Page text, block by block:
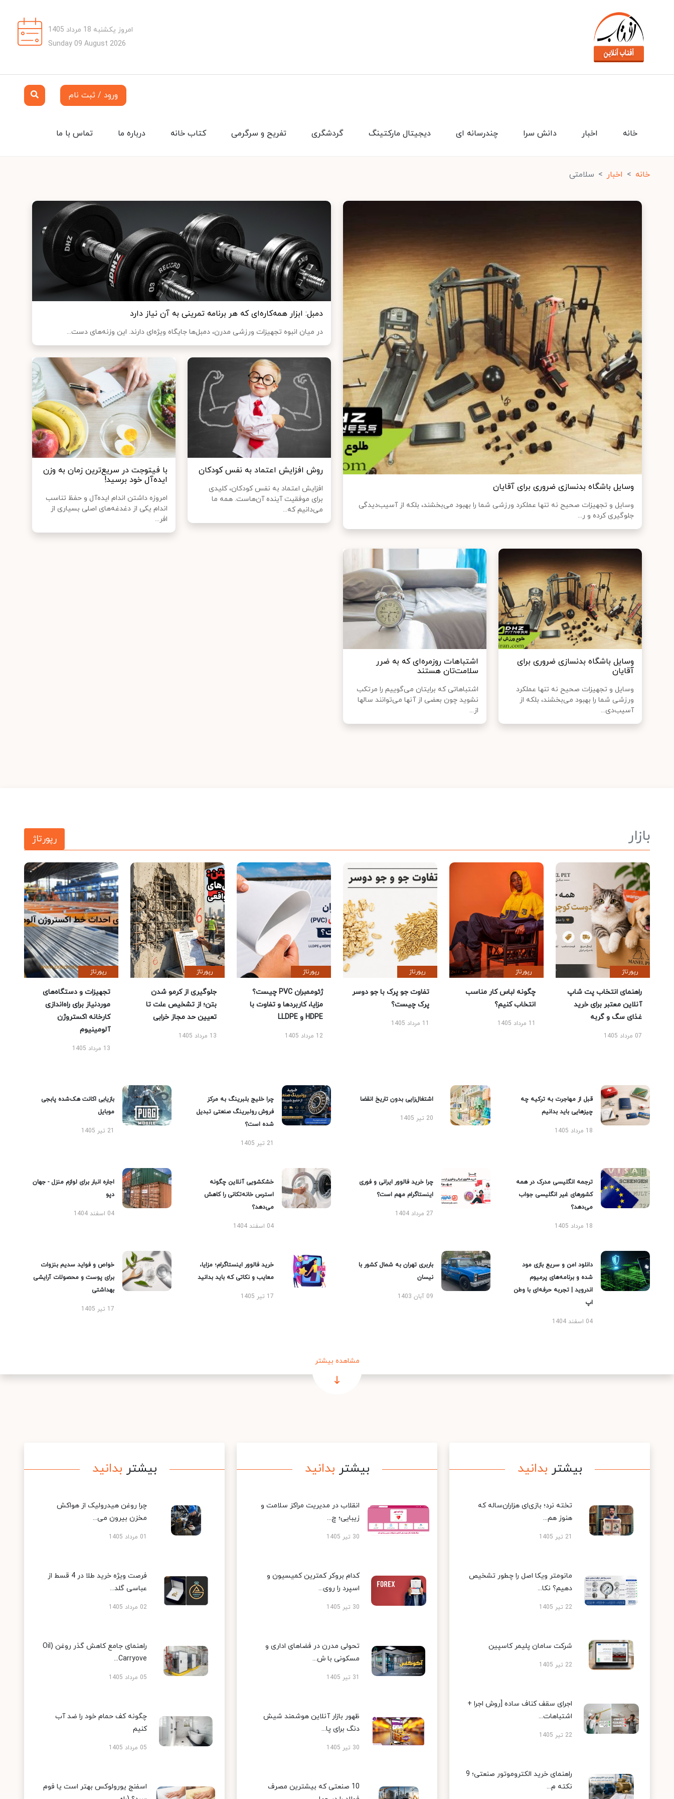
امروز یکشنبه 18 مرداد 1405
Sunday 09 August 2026
ورود / ثبت نام
تماس با ما درباره ما کتاب خانه تفریح و سرگرمی گردشگری دیجیتال مارکتینگ چندرسانه ای دانش سرا اخبار خانه
خانه اخبار سلامتی
وسایل باشگاه بدنسازی ضروری برای آقایان
وسایل و تجهیزات صحیح نه تنها عملکرد ورزشی شما را بهبود می‌بخشند، بلکه از آسیب‌دیدگی
جلوگیری کرده و ر...
دمبل: ابزار همه‌کاره‌ای که هر برنامه تمرینی به آن نیاز دارد
در میان انبوه تجهیزات ورزشی مدرن، دمبل‌ها جایگاه ویژه‌ای دارند. این وزنه‌های دست...
روش افزایش اعتماد به نفس کودکان
افزایش اعتماد به نفس کودکان، کلیدی
برای موفقیت آینده آن‌هاست. همه ما
می‌دانیم که...
با فیتوجت در سریع‌ترین زمان به وزن
ایده‌آل خود برسید!
امروزه داشتن اندام ایده‌آل و حفظ تناسب
اندام یکی از دغدغه‌های اصلی بسیاری از
افر...
وسایل باشگاه بدنسازی ضروری برای
آقایان
وسایل و تجهیزات صحیح نه تنها عملکرد
ورزشی شما را بهبود می‌بخشند، بلکه از
آسیب‌دی...
اشتباهات روزمره‌ای که به ضرر
سلامت‌تان هستند
اشتباهاتی که برایتان می‌گوییم را مرتکب
نشوید چون بعضی از آنها می‌توانند سالها
از...
بازار رپورتاژ
رپورتاژ
راهنمای انتخاب پت شاپ
آنلاین معتبر برای خرید
غذای سگ و گربه
07 مرداد 1405
رپورتاژ
چگونه لباس کار مناسب
انتخاب کنیم؟
11 مرداد 1405
رپورتاژ
تفاوت جو پرک با جو دوسر
پرک چیست؟
11 مرداد 1405
رپورتاژ
ژئوممبران PVC چیست؟
مزایا، کاربردها و تفاوت با
HDPE و LLDPE
12 مرداد 1405
رپورتاژ
جلوگیری از کرمو شدن
بتن؛ از تشخیص علت تا
تعیین حد مجاز خرابی
13 مرداد 1405
رپورتاژ
تجهیزات و دستگاه‌های
موردنیاز برای راه‌اندازی
کارخانه اکستروژن
آلومینیوم
13 مرداد 1405
قبل از مهاجرت به ترکیه چه
چیزهایی باید بدانیم
18 مرداد 1405
اشتغال‌زایی بدون تاریخ انقضا
20 تیر 1405
چرا خلیج بلبرینگ به مرکز
فروش رولبرینگ صنعتی تبدیل
شده است؟
21 تیر 1405
بازیابی اکانت هک‌شده پابجی
موبایل
21 تیر 1405
ترجمه انگلیسی مدرک در همه
کشورهای غیر انگلیسی جواب
می‌دهد؟
18 مرداد 1405
چرا خرید فالوور ایرانی و فوری
اینستاگرام مهم است؟
27 مرداد 1404
خشکشویی آنلاین چگونه
استرس خانه‌تکانی را کاهش
می‌دهد؟
04 اسفند 1404
اجاره انبار برای لوازم منزل - جهان
دپو
04 اسفند 1404
دانلود امن و سریع بازی مود
شده و برنامه‌های پرمیوم
اندروید | تجربه حرفه‌ای با وطن
اپ
04 اسفند 1404
باربری تهران به شمال کشور با
نیسان
09 آبان 1403
خرید فالوور اینستاگرام؛ مزایا،
معایب و نکاتی که باید بدانید
17 تیر 1405
خواص و فواید سدیم بنزوات
برای پوست و محصولات آرایشی
بهداشتی
17 تیر 1405
مشاهده بیشتر
بیشتر بدانید
تخته نرد؛ بازی‌ای هزاران‌ساله که
هنوز هم...
21 تیر 1405
مانومتر ویکا اصل را چطور تشخیص
دهیم؟ نکا...
22 تیر 1405
شرکت سامان پلیمر کاسپین
22 تیر 1405
اجرای سقف کناف ساده [روش اجرا +
اشتباهات...
22 تیر 1405
راهنمای خرید الکتروموتور صنعتی؛ 9
نکته م...
بیشتر بدانید
انقلاب در مدیریت مراکز سلامت و
زیبایی؛ چ...
30 تیر 1405
کدام بروکر کمترین کمیسیون و
اسپرد را روی...
30 تیر 1405
تحولی مدرن در فضاهای اداری و
مسکونی با ش...
31 تیر 1405
ظهور بازار آنلاین هوشمند شیش
دنگ برای پا...
30 تیر 1405
10 صنعتی که بیشترین مصرف
بیشتر بدانید
چرا روغن هیدرولیک از هواکش
مخزن بیرون می...
01 مرداد 1405
فرصت ویژه خرید طلا در 4 قسط از
عباسی گلد...
02 مرداد 1405
راهنمای جامع کاهش گذر روغن (Oil
Carryove...
05 مرداد 1405
چگونه کف حمام خود را ضد آب
کنیم
05 مرداد 1405
اسفنج یورولوکس بهتر است یا فوم